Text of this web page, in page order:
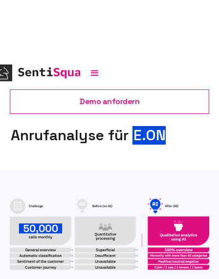
Demo anfordern
Anrufanalyse für E.ON